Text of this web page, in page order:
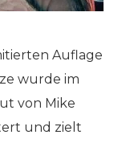
Auflage
wurde im
von Mike
und zielt